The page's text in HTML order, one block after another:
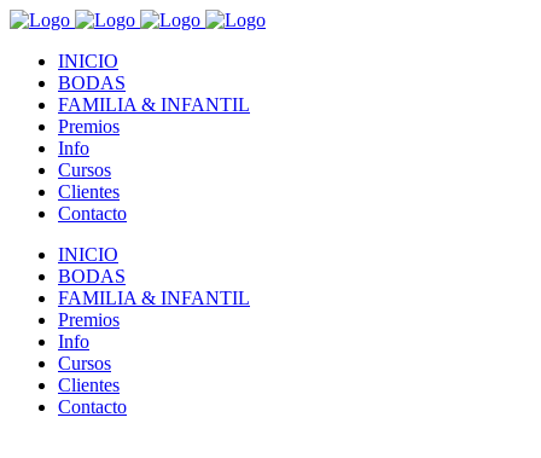
INICIO
BODAS
FAMILIA & INFANTIL
Premios
Info
Cursos
Clientes
Contacto
INICIO
BODAS
FAMILIA & INFANTIL
Premios
Info
Cursos
Clientes
Contacto